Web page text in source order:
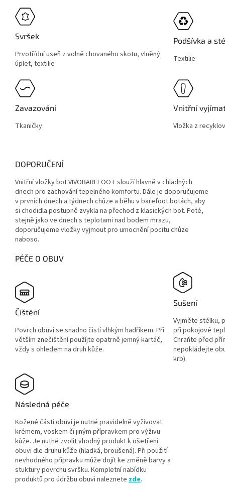
Svršek
Prvotřídní useň z volně chovaného skotu, vlněný
úplet, textilie
Podšívka a
Textilie
Zavazování
Tkaničky
Vnitřní
Vložka z
DOPORUČENÍ
Vnitřní vložky bot VIVOBAREFOOT slouží hlavně v chladných
dnech pro zachování tepelného komfortu. Dále je doporučujeme
v prvních dnech a týdnech chůze a běhu v barefoot botách, aby
si chodidla postupně zvykla na přechod z klasických bot. Poté,
stejně jako ve dnech s teplotami nad bodem mrazu,
doporučujeme vložky vyjmout pro umocnění pocitu chůze
naboso.
PÉČE O OBUV
Čištění
Povrch obuvi se snadno čistí vlhkým hadříkem. Při
větším znečištění použíjte opatrně jemný kartáč,
vždy s ohledem na druh kůže.
Sušení
Vyjměte stélku,
při pokojové
Chraňte před
nepokládejte
krb).
Následná péče
Kožené části obuvi je nutné pravidelně vyživovat
krémem, voskem či jiným přípravkem pro výživu
kůže. Je nutné zvolit vhodný produkt k ošetření
obuvi dle druhu kůže (hladká, broušená). Při použití
nevhodného přípravku může dojít ke změně barvy a
stuktury povrchu svršku. Kompletní nabídku
produktů pro údržbu obuvi naleznete zde.